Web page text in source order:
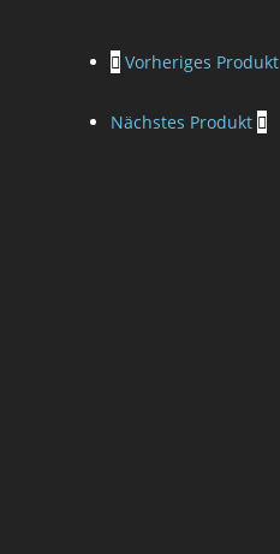
Vorheriges Produkt
Nächstes Produkt